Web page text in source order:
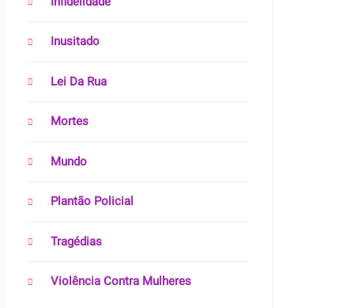
Inusitado
Lei Da Rua
Mortes
Mundo
Plantão Policial
Tragédias
Violência Contra Mulheres